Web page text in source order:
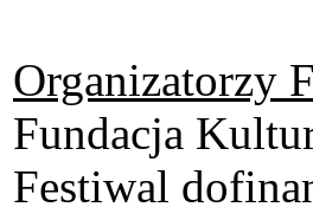
Organizatorzy
Fundacja
Festiwal